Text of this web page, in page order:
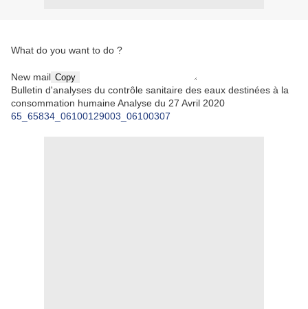
What do you want to do ?
New mail Copy
Bulletin d'analyses du contrôle sanitaire des eaux destinées à la
consommation humaine Analyse du 27 Avril 2020
65_65834_06100129003_06100307